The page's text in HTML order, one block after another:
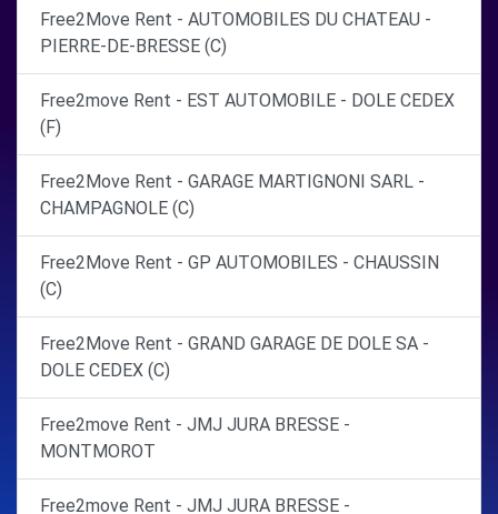
Free2Move Rent - AUTOMOBILES DU CHATEAU -
PIERRE-DE-BRESSE (C)
Free2move Rent - EST AUTOMOBILE - DOLE CEDEX
(F)
Free2Move Rent - GARAGE MARTIGNONI SARL -
CHAMPAGNOLE (C)
Free2Move Rent - GP AUTOMOBILES - CHAUSSIN
(C)
Free2Move Rent - GRAND GARAGE DE DOLE SA -
DOLE CEDEX (C)
Free2move Rent - JMJ JURA BRESSE -
MONTMOROT
Free2move Rent - JMJ JURA BRESSE -